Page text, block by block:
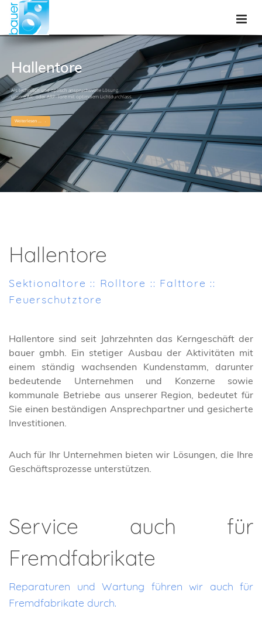
Hallentore
Als technisch und optisch anspruchsvolle Lösung.
unsere AR- oder ARP-Tore mit optimalem Lichtdurchlass.
Weiterlesen ...
Hallentore
Sektionaltore :: Rolltore :: Falttore ::
Feuerschutztore
Hallentore sind seit Jahrzehnten das Kerngeschäft der
bauer gmbh. Ein stetiger Ausbau der Aktivitäten mit
einem ständig wachsenden Kundenstamm, darunter
bedeutende Unternehmen und Konzerne sowie
kommunale Betriebe aus unserer Region, bedeutet für
Sie einen beständigen Ansprechpartner und gesicherte
Investitionen.
Auch für Ihr Unternehmen bieten wir Lösungen, die Ihre
Geschäftsprozesse unterstützen.
Service auch für
Fremdfabrikate
Reparaturen und Wartung führen wir auch für
Fremdfabrikate durch.